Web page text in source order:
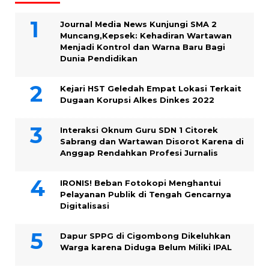
Journal Media News Kunjungi SMA 2
Muncang,Kepsek: Kehadiran Wartawan
Menjadi Kontrol dan Warna Baru Bagi
Dunia Pendidikan
Kejari HST Geledah Empat Lokasi Terkait
Dugaan Korupsi Alkes Dinkes 2022
Interaksi Oknum Guru SDN 1 Citorek
Sabrang dan Wartawan Disorot Karena di
Anggap Rendahkan Profesi Jurnalis
IRONIS! Beban Fotokopi Menghantui
Pelayanan Publik di Tengah Gencarnya
Digitalisasi
Dapur SPPG di Cigombong Dikeluhkan
Warga karena Diduga Belum Miliki IPAL